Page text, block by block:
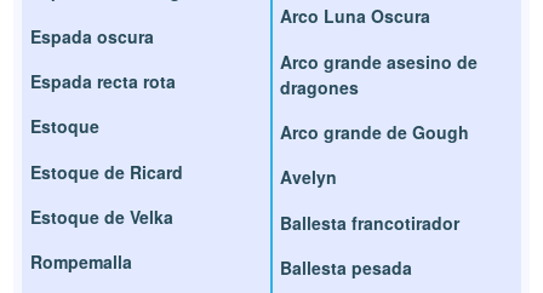
Espada oscura
Espada recta rota
Estoque
Estoque de Ricard
Estoque de Velka
Rompemalla
Arco Luna Oscura
Arco grande asesino de
dragones
Arco grande de Gough
Avelyn
Ballesta francotirador
Ballesta pesada